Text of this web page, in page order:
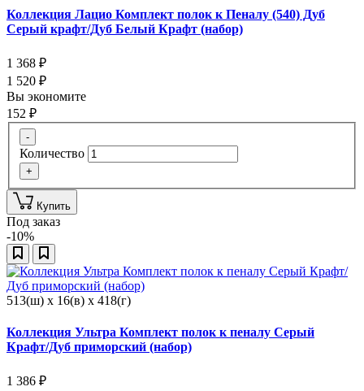
Коллекция Лацио Комплект полок к Пеналу (540) Дуб
Серый крафт/Дуб Белый Крафт (набор)
1 368 ₽
1 520 ₽
Вы экономите
152 ₽
-
Количество
+
Купить
Под заказ
-10%
513(ш) x 16(в) x 418(г)
Коллекция Ультра Комплект полок к пеналу Серый
Крафт/Дуб приморский (набор)
1 386 ₽